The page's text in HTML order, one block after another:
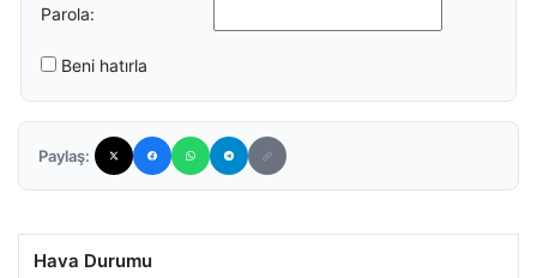
Parola:
Beni hatırla
Paylaş:
Hava Durumu